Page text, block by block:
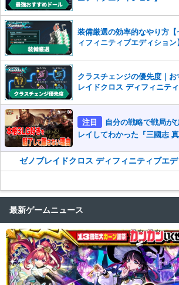
装備厳選の効率的なやり方
ィフィニティブエディション
クラスチェンジの優先度｜
レイドクロス ディフィニテ
注目
自分の戦略で戦局が
レイしてわかった『三國志
ゼノブレイドクロス ディフィニティブエ
最新ゲームニュース